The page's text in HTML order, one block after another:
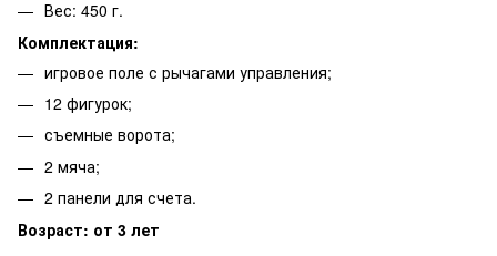
Вес: 450 г.
Комплектация:
игровое поле с рычагами управления;
12 фигурок;
съемные ворота;
2 мяча;
2 панели для счета.
Возраст: от 3 лет